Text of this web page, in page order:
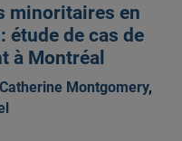
minoritaires en
étude de cas de
à Montréal
Catherine Montgomery,